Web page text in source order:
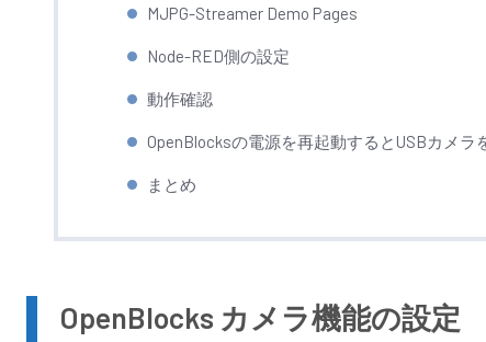
MJPG-Streamer Demo Pages
Node-RED側の設定
動作確認
OpenBlocksの電源を再起動するとUSBカメ
まとめ
OpenBlocks カメラ機能の設定